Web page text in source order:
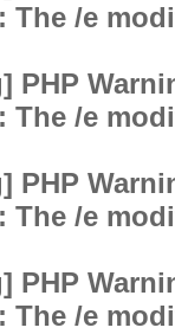
The /e
PHP
The /e
PHP
The /e
PHP
The /e